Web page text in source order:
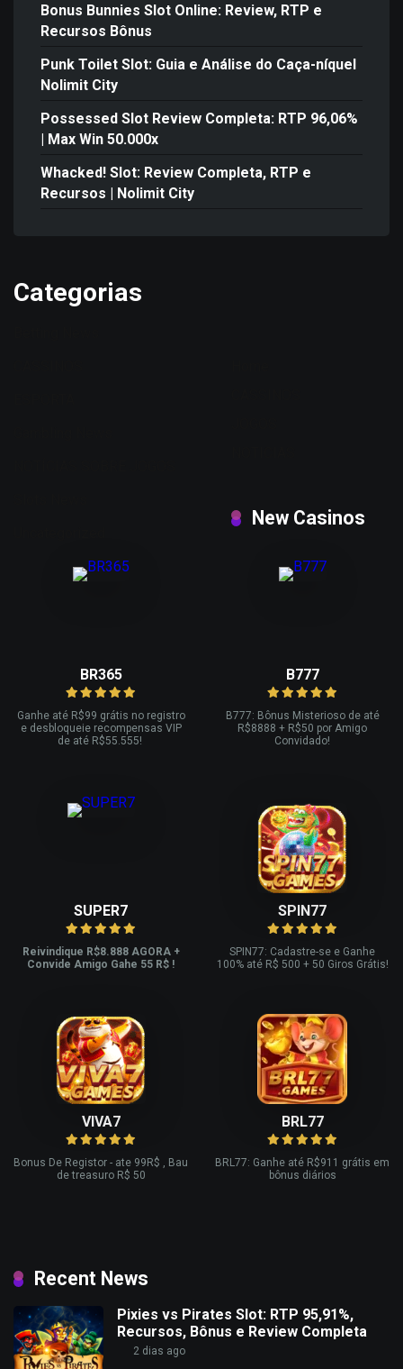
Bonus Bunnies Slot Online: Review, RTP e
Recursos Bônus
Punk Toilet Slot: Guia e Análise do Caça-níquel
Nolimit City
Possessed Slot Review Completa: RTP 96,06%
| Max Win 50.000x
Whacked! Slot: Review Completa, RTP e
Recursos | Nolimit City
Categorias
New Casinos
BR365
Ganhe até R$99 grátis no registro
e desbloqueie recompensas VIP
de até R$55.555!
B777
B777: Bônus Misterioso de até
R$8888 + R$50 por Amigo
Convidado!
SUPER7
Reivindique R$8.888 AGORA +
Convide Amigo Gahe 55 R$ !
SPIN77
SPIN77: Cadastre-se e Ganhe
100% até R$ 500 + 50 Giros Grátis!
VIVA7
Bonus De Registor - ate 99R$ , Bau
de treasuro R$ 50
BRL77
BRL77: Ganhe até R$911 grátis em
bônus diários
Recent News
Pixies vs Pirates Slot: RTP 95,91%,
Recursos, Bônus e Review Completa
2 dias ago